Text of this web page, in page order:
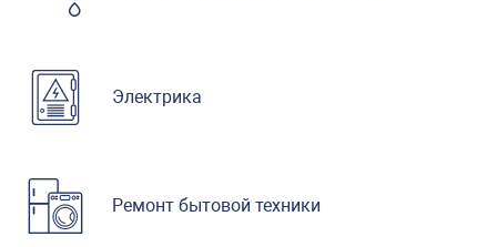
Электрика
Ремонт бытовой техники